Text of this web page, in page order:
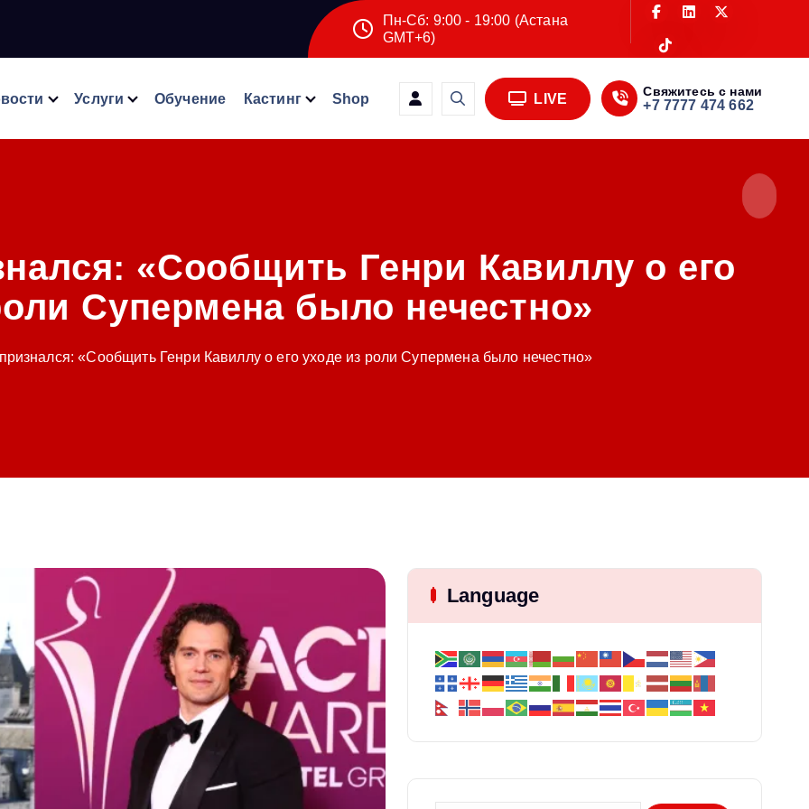
Пн-Сб: 9:00 - 19:00 (Астана
GMT+6)
Услуги Обучение Кастинг Shop LIVE Свяжитесь с нами
+7 7777 474 662
«Сообщить Генри Кавиллу о его
Супермена было нечестно»
«Сообщить Генри Кавиллу о его уходе из роли Супермена было нечестно»
Language